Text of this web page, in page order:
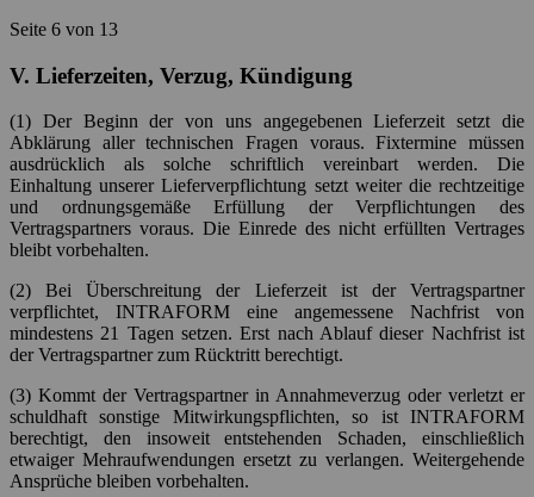
Seite 6 von 13
V. Lieferzeiten, Verzug, Kündigung
(1) Der Beginn der von uns angegebenen Lieferzeit setzt die
Abklärung aller technischen Fragen voraus. Fixtermine müssen
ausdrücklich als solche schriftlich vereinbart werden. Die
Einhaltung unserer Lieferverpflichtung setzt weiter die rechtzeitige
und ordnungsgemäße Erfüllung der Verpflichtungen des
Vertragspartners voraus. Die Einrede des nicht erfüllten Vertrages
bleibt vorbehalten.
(2) Bei Überschreitung der Lieferzeit ist der Vertragspartner
verpflichtet, INTRAFORM eine angemessene Nachfrist von
mindestens 21 Tagen setzen. Erst nach Ablauf dieser Nachfrist ist
der Vertragspartner zum Rücktritt berechtigt.
(3) Kommt der Vertragspartner in Annahmeverzug oder verletzt er
schuldhaft sonstige Mitwirkungspflichten, so ist INTRAFORM
berechtigt, den insoweit entstehenden Schaden, einschließlich
etwaiger Mehraufwendungen ersetzt zu verlangen. Weitergehende
Ansprüche bleiben vorbehalten.